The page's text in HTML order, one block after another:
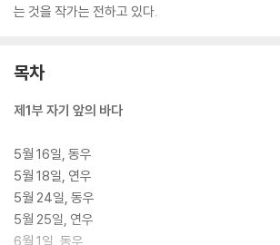
는 것을 작가는 전하고 있다.
목차
제1부 자기 앞의 바다
5월 16일, 동우
5월 18일, 연우
5월 24일, 동우
5월 25일, 연우
6월 1일, 동우